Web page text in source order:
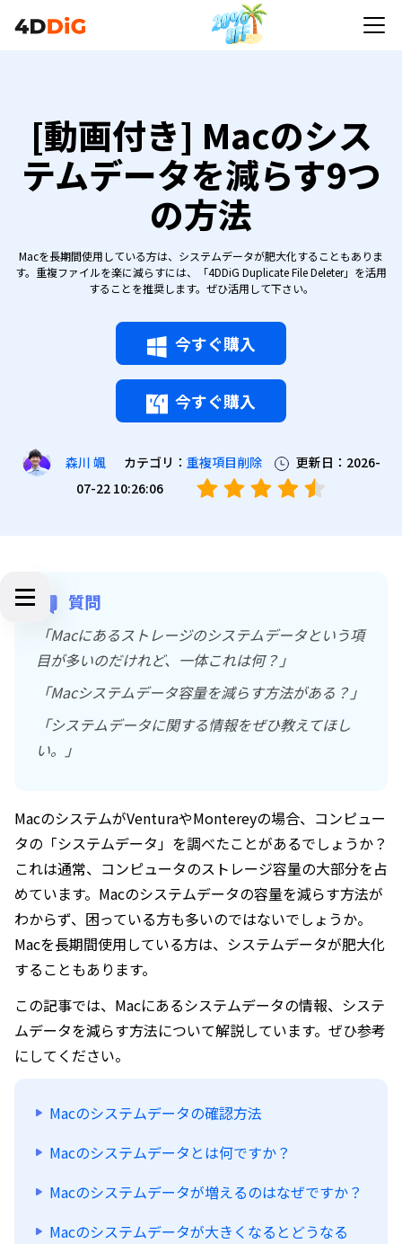
[動画付き] Macのシス
テムデータを減らす9つ
の方法
Macを長期間使用している方は、システムデータが肥大化することもありま
す。重複ファイルを楽に減らすには、「4DDiG Duplicate File Deleter」を活用
することを推奨します。ぜひ活用して下さい。
今すぐ購入
今すぐ購入
森川 颯 カテゴリ： 重複項目削除
更新日：2026-
07-22 10:26:06
質問
「Macにあるストレージのシステムデータという項
目が多いのだけれど、一体これは何？」
「Macシステムデータ容量を減らす方法がある？」
「システムデータに関する情報をぜひ教えてほし
い。」
MacのシステムがVenturaやMontereyの場合、コンピュー
タの「システムデータ」を調べたことがあるでしょうか？
これは通常、コンピュータのストレージ容量の大部分を占
めています。Macのシステムデータの容量を減らす方法が
わからず、困っている方も多いのではないでしょうか。
Macを長期間使用している方は、システムデータが肥大化
することもあります。
この記事では、Macにあるシステムデータの情報、システ
ムデータを減らす方法について解説しています。ぜひ参考
にしてください。
Macのシステムデータの確認方法
Macのシステムデータとは何ですか？
Macのシステムデータが増えるのはなぜですか？
Macのシステムデータが大きくなるとどうなる